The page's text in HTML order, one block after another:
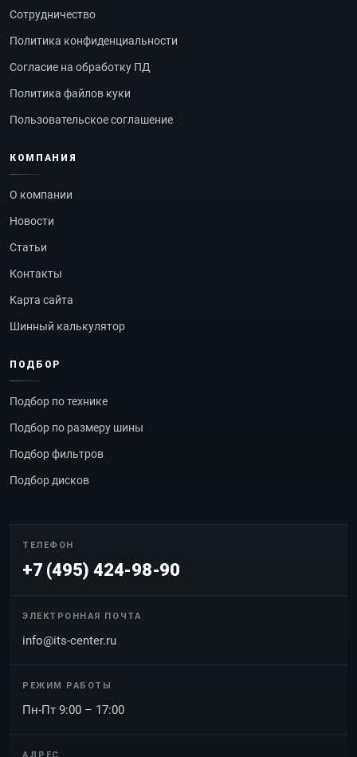
Сотрудничество
Политика конфиденциальности
Согласие на обработку ПД
Политика файлов куки
Пользовательское соглашение
КОМПАНИЯ
О компании
Новости
Статьи
Контакты
Карта сайта
Шинный калькулятор
ПОДБОР
Подбор по технике
Подбор по размеру шины
Подбор фильтров
Подбор дисков
ТЕЛЕФОН
+7 (495) 424-98-90
ЭЛЕКТРОННАЯ ПОЧТА
info@its-center.ru
РЕЖИМ РАБОТЫ
Пн-Пт 9:00 – 17:00